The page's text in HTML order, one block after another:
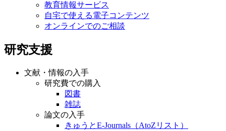
教育情報サービス
自宅で使える電子コンテンツ
オンラインでのご相談
研究支援
文献・情報の入手
研究費での購入
図書
雑誌
論文の入手
きゅうとE-Journals（AtoZリスト）